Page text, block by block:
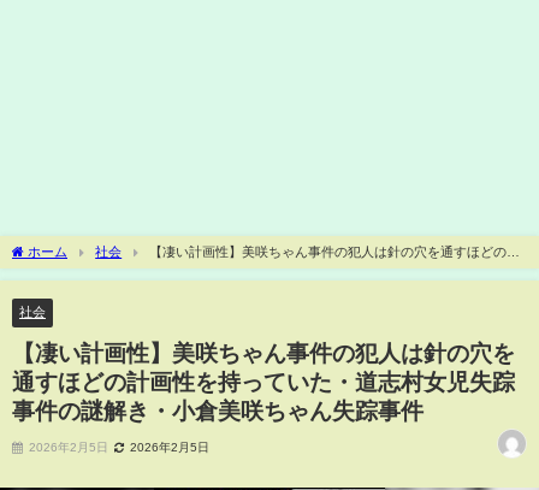
ホーム 社会
【凄い計画性】美咲ちゃん事件の犯人は針の穴を通すほどの計
画性を持っていた・道志村女児失踪事件の謎解き・小倉美咲ちゃん失踪事件
社会
【凄い計画性】美咲ちゃん事件の犯人は針の穴を
通すほどの計画性を持っていた・道志村女児失踪
事件の謎解き・小倉美咲ちゃん失踪事件
2026年2月5日 2026年2月5日